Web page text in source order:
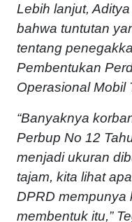
Lebih lanjut,
bahwa tuntutan
tentang
Pembentukan
Operasional Mobil
“Banyaknya
Perbup No 12
menjadi ukuran
tajam, kita lihat
DPRD mempunya
membentuk itu,”